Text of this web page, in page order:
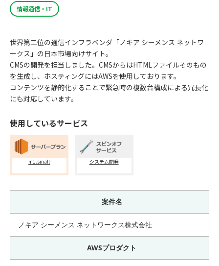
情報通信・IT
世界第二位の通信インフラベンダ「ノキア シーメンス ネットワ
ークス」の日本市場向けサイト。
CMSの開発を担当しました。CMSからはHTMLファイルそのもの
を生成し、ホスティングにはAWSを使用しております。
コンテンツを静的化することで緊急時の複数台構成による冗長化
にも対応しています。
使用しているサービス
m1.small システム開発
案件名
ノキア シーメンス ネットワークス株式会社
AWSプロダクト